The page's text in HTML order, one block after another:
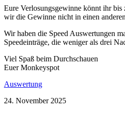
Eure Verlosungsgewinne könnt ihr
wir die Gewinne nicht in einen
Wir haben die Speed Auswertungen
Speedeinträge, die weniger als drei
Viel Spaß beim Durchschauen
Euer Monkeyspot
Auswertung
24. November 2025